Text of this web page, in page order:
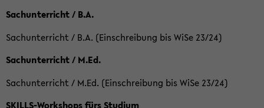
Sachunterricht / B.A.
Sachunterricht / B.A. (Einschreibung bis WiSe 23/24)
Sachunterricht / M.Ed.
Sachunterricht / M.Ed. (Einschreibung bis WiSe 23/24)
SKILLS-Workshops fürs Studium